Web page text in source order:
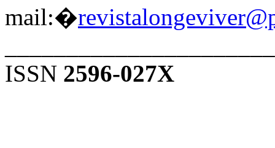
mail:�
ISSN 2596-027X